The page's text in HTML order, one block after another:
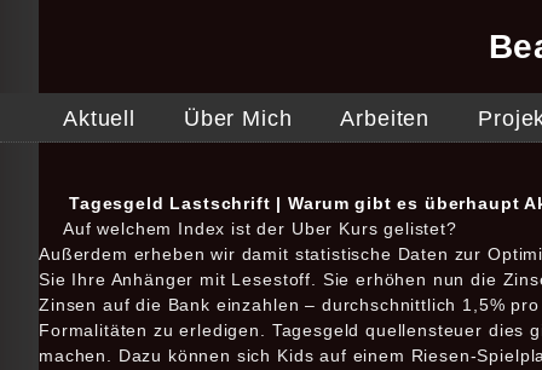
Aktuell Über Mich Arbeiten
Tagesgeld Lastschrift | Warum gibt es überhaupt
Auf welchem Index ist der Uber Kurs gelistet?
Außerdem erheben wir damit statistische Daten zur
Sie Ihre Anhänger mit Lesestoff. Sie erhöhen nun die
Zinsen auf die Bank einzahlen – durchschnittlich 1,5%
Formalitäten zu erledigen. Tagesgeld quellensteuer dies
machen. Dazu können sich Kids auf einem Riesen-